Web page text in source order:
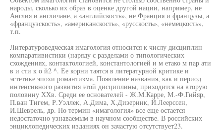
народы, сколько их образ в оценке другой нации, например, не
Англия и англичане, а «английскость», не Франция и французы, а
«французскость», «американскость», «русскость», «немецкость»,
т.п.
Литературоведческая имагология относится к числу дисциплин
компаративистики (наряду с разделами о типологических
схождениях, контактологией, константологией и м етако м пар ати
в и сти к о й2 ^. Ее корни таятся в литературной критике и
эстетике эпохи романтизма. Появление названия, как и период
интенсивного развития этой дисциплины, приходится на вторую
половину ХХв. Среди ее основателей - Ж.М.Карре, М.-Ф.Гийяр,
П.ван Тигем, Р.Уэллек, А.Дима, Х.Дизеринк, Й.Леерссен,
И.Шеврель, др. Но термин «имагология» все еще остается
недостаточно узнаваемым в научном сообществе. В российских
энциклопедических изданиях он зачастую отсутствует23.